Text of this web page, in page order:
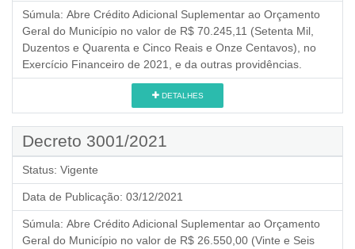
Súmula: Abre Crédito Adicional Suplementar ao Orçamento
Geral do Município no valor de R$ 70.245,11 (Setenta Mil,
Duzentos e Quarenta e Cinco Reais e Onze Centavos), no
Exercício Financeiro de 2021, e da outras providências.
DETALHES
Decreto 3001/2021
Status: Vigente
Data de Publicação: 03/12/2021
Súmula: Abre Crédito Adicional Suplementar ao Orçamento
Geral do Município no valor de R$ 26.550,00 (Vinte e Seis